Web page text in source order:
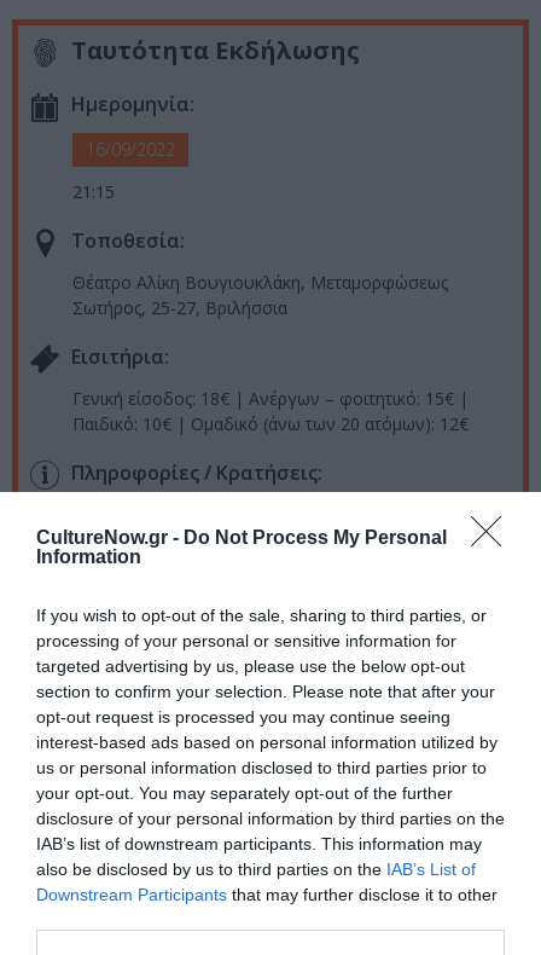
CultureNow.gr - Do Not Process My Personal
Information
If you wish to opt-out of the sale, sharing to third parties, or
processing of your personal or sensitive information for
targeted advertising by us, please use the below opt-out
section to confirm your selection. Please note that after your
opt-out request is processed you may continue seeing
interest-based ads based on personal information utilized by
us or personal information disclosed to third parties prior to
your opt-out. You may separately opt-out of the further
disclosure of your personal information by third parties on the
IAB’s list of downstream participants. This information may
also be disclosed by us to third parties on the IAB’s List of
Downstream Participants that may further disclose it to other
Ταυτότητα Εκδήλωσης
Ημερομηνία:
16/09/2022
21:15
Τοποθεσία:
Θέατρο Αλίκη Βουγιουκλάκη, Μεταμορφώσεως
Σωτήρος, 25-27, Βριλήσσια
Eισιτήρια:
Γενική είσοδος: 18€ | Ανέργων – φοιτητικό: 15€ |
Παιδικό: 10€ | Ομαδικό (άνω των 20 ατόμων): 12€
Πληροφορίες / Κρατήσεις:
μάθετε πρώτοι όλες τις ειδήσεις
Δείτε όλα τατελευταία νέαγια την Τέχνη και τον
Πολιτισμό στοCulturenow.gr
Νέοι Διαγωνισμοί❯
Tags
ΑΡΚΑΣ
ΓΙΩΡΓΟΣ ΓΑΛΙΤΗΣ
ΔΡΑΣΤΗΡΙΟΤΗΤΕΣ ΓΙΑ ΠΑΙΔΙΑ